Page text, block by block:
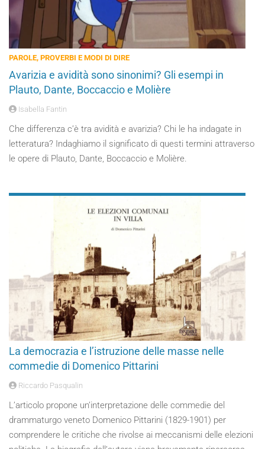
PAROLE, PROVERBI E MODI DI DIRE
Avarizia e avidità sono sinonimi? Gli esempi in
Plauto, Dante, Boccaccio e Molière
Isabella Fantin
Che differenza c’è tra avidità e avarizia? Chi le ha indagate in
letteratura? Indaghiamo il significato di questi termini attraverso
le opere di Plauto, Dante, Boccaccio e Molière.
La democrazia e l’istruzione delle masse nelle
commedie di Domenico Pittarini
Riccardo Pasqualin
L’articolo propone un’interpretazione delle commedie del
drammaturgo veneto Domenico Pittarini (1829-1901) per
comprendere le critiche che rivolse ai meccanismi delle elezioni